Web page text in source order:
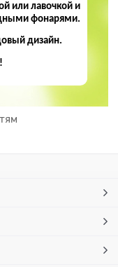
или лавочкой и
фонарями.
дизайн.